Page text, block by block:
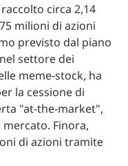
circa 2,14
milioni di azioni
previsto dal piano
settore dei
meme-stock, ha
la cessione di
"at-the-market",
Finora,
di azioni tramite